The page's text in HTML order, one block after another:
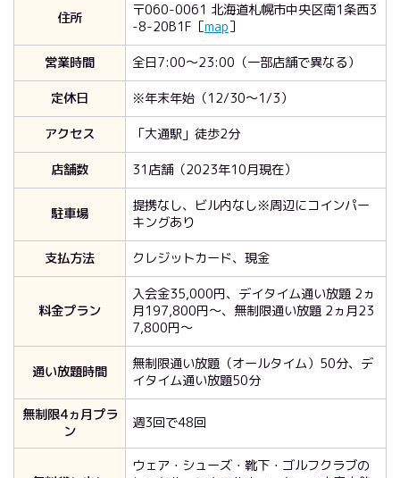
住所
〒060-0061 北海道札幌市中央区南1条西3
-8-20B1F［map］
営業時間
全日7:00～23:00（一部店舗で異なる）
定休日
※年末年始（12/30～1/3）
アクセス
「大通駅」徒歩2分
店舗数
31店舗（2023年10月現在）
駐車場
提携なし、ビル内なし※周辺にコインパー
キングあり
支払方法
クレジットカード、現金
料金プラン
入会金35,000円、デイタイム通い放題 2ヵ
月197,800円～、無制限通い放題 2ヵ月23
7,800円～
通い放題時間
無制限通い放題（オールタイム）50分、デ
イタイム通い放題50分
無制限4ヵ月プラ
ン
週3回で48回
ウェア・シューズ・靴下・ゴルフクラブの